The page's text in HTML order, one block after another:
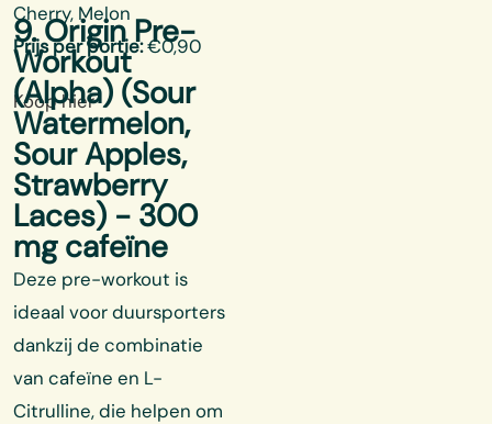
Cherry, Melon
Prijs per portie:€0,90
Koop hier
9. Origin Pre-
Workout
(Alpha) (Sour
Watermelon,
Sour Apples,
Strawberry
Laces) - 300
mg cafeïne
Deze pre-workout is
ideaal voor duursporters
dankzij de combinatie
van cafeïne en L-
Citrulline, die helpen om